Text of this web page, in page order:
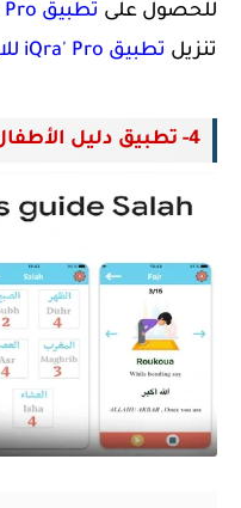
للحصول على تطبيق iQra' Pro للاندرويد
تنزيل تطبيق iQra' Pro‏ للا
4- تطبيق دليل الأطفال المسلمين